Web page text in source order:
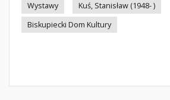
Wystawy
Kuś, Stanisław (1948- )
Biskupiecki Dom Kultury